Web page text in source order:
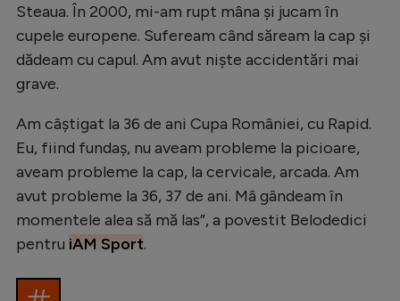
Auto
Rugby
Alte sporturi
JO 2024
JO 2026
Steaua. În 2000, mi-am rupt mâna și jucam în
cupele europene. Sufeream când săream la cap și
dădeam cu capul. Am avut niște accidentări mai
grave.
Am câștigat la 36 de ani Cupa României, cu Rapid.
Eu, fiind fundaș, nu aveam probleme la picioare,
aveam probleme la cap, la cervicale, arcada. Am
avut probleme la 36, 37 de ani. Mâ gândeam în
momentele alea să mă las”, a povestit Belodedici
pentru iAM Sport.